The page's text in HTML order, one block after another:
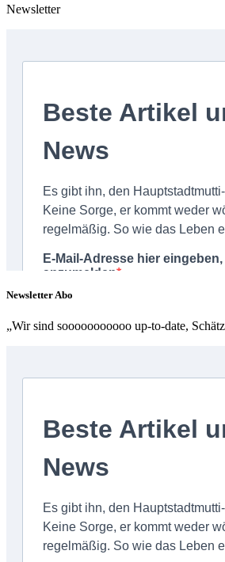
Newsletter
Newsletter Abo
„Wir sind sooooooooooo up-to-date,